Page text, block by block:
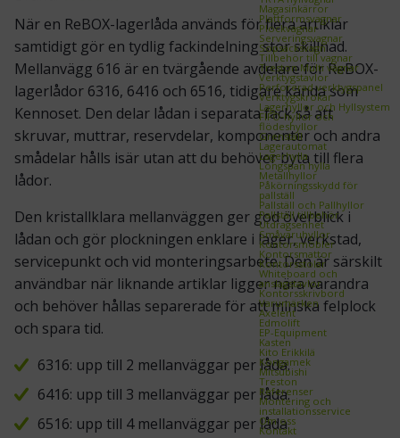
Magasinkärror
Plattformsvagnar
Plockvagnar
Serveringsvagnar
Sopsäcksvagn
Tillbehör till vagnar
Treston Multi vagnar
Verktygstavlor
Perforerad verktygspanel
Verktygskrokar
Lagerhyllor och Hyllsystem
FIFO‑hyllor och
flödeshyllor
Grenställ
Lagerautomat
Lagerhylla
Longspan hylla
Metallhyllor
Påkörningsskydd för
pallställ
Pallställ och Pallhyllor
Pallställ tillbehör
Utdragsenhet
Småvaruhyllor
Kontorsmöbler
Kontorsmattor
Kontorsstolar
Whiteboard och
anslagstavlor
Kontorsskrivbord
Varumärken
Axelent
Edmolift
EP-Equipment
Kasten
Kito Erikkilä
Kongamek
Mitsubishi
Treston
Referenser
Montering och
installationsservice
Om oss
Kontakt
När en ReBOX-lagerlåda används för flera artiklar
samtidigt gör en tydlig fackindelning stor skillnad.
Mellanvägg 616 är en tvärgående avdelare för ReBOX-
lagerlådor 6316, 6416 och 6516, tidigare kända som
Kennoset. Den delar lådan i separata fack så att
skruvar, muttrar, reservdelar, komponenter och andra
smådelar hålls isär utan att du behöver byta till flera
lådor.
Den kristallklara mellanväggen ger god överblick i
lådan och gör plockningen enklare i lager, verkstad,
servicepunkt och vid monteringsarbete. Den är särskilt
användbar när liknande artiklar ligger nära varandra
och behöver hållas separerade för att minska felplock
och spara tid.
6316: upp till 2 mellanväggar per låda.
6416: upp till 3 mellanväggar per låda.
6516: upp till 4 mellanväggar per låda.